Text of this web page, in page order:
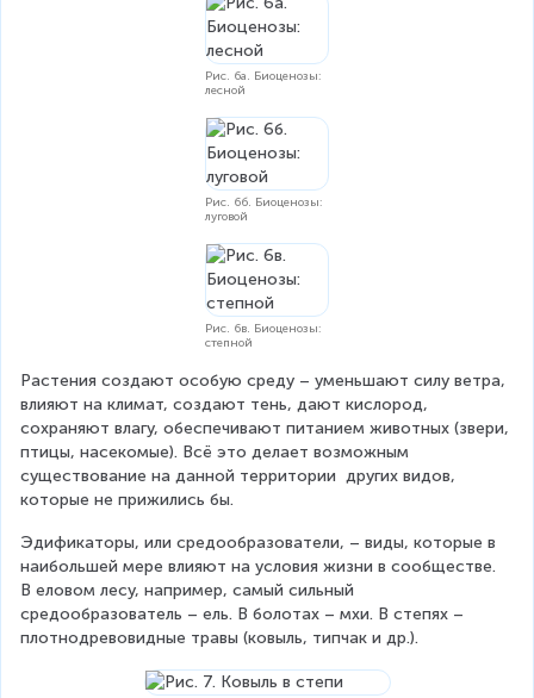
Рис. 6а. Биоценозы:
лесной
Рис. 6б. Биоценозы:
луговой
Рис. 6в. Биоценозы:
степной
Растения создают особую среду – уменьшают силу ветра,
влияют на климат, создают тень, дают кислород,
сохраняют влагу, обеспечивают питанием животных (звери,
птицы, насекомые). Всё это делает возможным
существование на данной территории  других видов,
которые не прижились бы.
Эдификаторы, или средообразователи, – виды, которые в
наибольшей мере влияют на условия жизни в сообществе.
В еловом лесу, например, самый сильный
средообразователь – ель. В болотах – мхи. В степях –
плотнодревовидные травы (ковыль, типчак и др.).